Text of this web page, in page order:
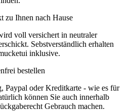
zu Ihnen nach Hause
voll versichert in neutraler
Sebstverständlich erhalten
inklusive.
bestellen
Paypal oder Kreditkarte - wie es für
können Sie auch innerhalb
Gebrauch machen.